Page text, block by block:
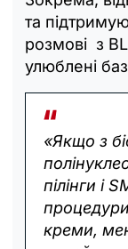
та
розмові з
улюблені
«Якщо з
пілінги і
креми,